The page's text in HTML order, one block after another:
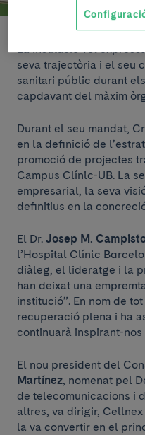
La institució vol
seva trajectòria i el seu
sanitari públic durant
capdavant del màxim
Durant el seu mandat,
en la definició de
promoció de projectes
Campus Clínic-UB. La
empresarial, la seva
definitius en la
El Dr. Josep M.
l’Hospital Clínic
diàleg, el lideratge i la
han deixat una
institució”. En nom de
recuperació plena i ha
continuarà inspirant-
El nou president del
Martínez, nomenat pel
de telecomunicacions i
altres, va dirigir,
la va convertir en el